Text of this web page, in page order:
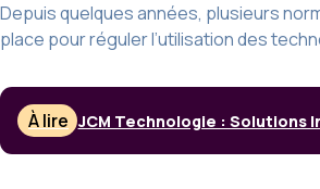
Depuis quelques années, plusieurs
place pour réguler l’utilisation des
À lire JCM Technologie : Solutions